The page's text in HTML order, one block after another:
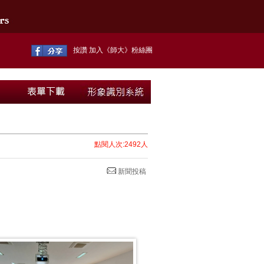
按讚 加入《師大》粉絲團
點閱人次:2492人
新聞投稿